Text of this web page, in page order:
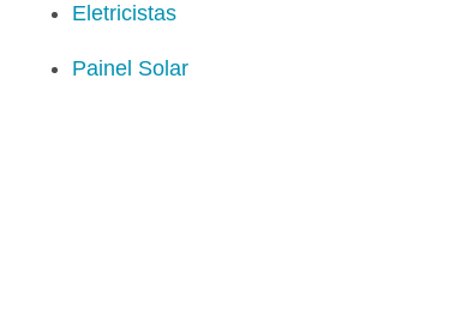
Eletricistas
Painel Solar